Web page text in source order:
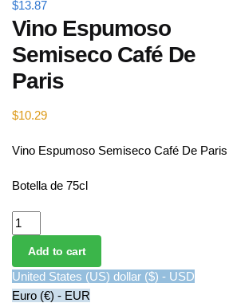
$13.87
Vino Espumoso
Semiseco Café De
Paris
$10.29
Vino Espumoso Semiseco Café De Paris
Botella de 75cl
Vino Espumoso Semiseco Café De Paris
Add to cart
United States (US) dollar ($) - USD
Euro (€) - EUR